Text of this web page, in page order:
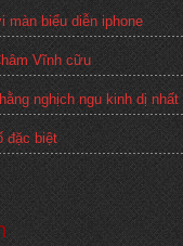
màn biểu diễn iphone
Vĩnh cữu
nghịch ngu kinh dị
đặc biệt